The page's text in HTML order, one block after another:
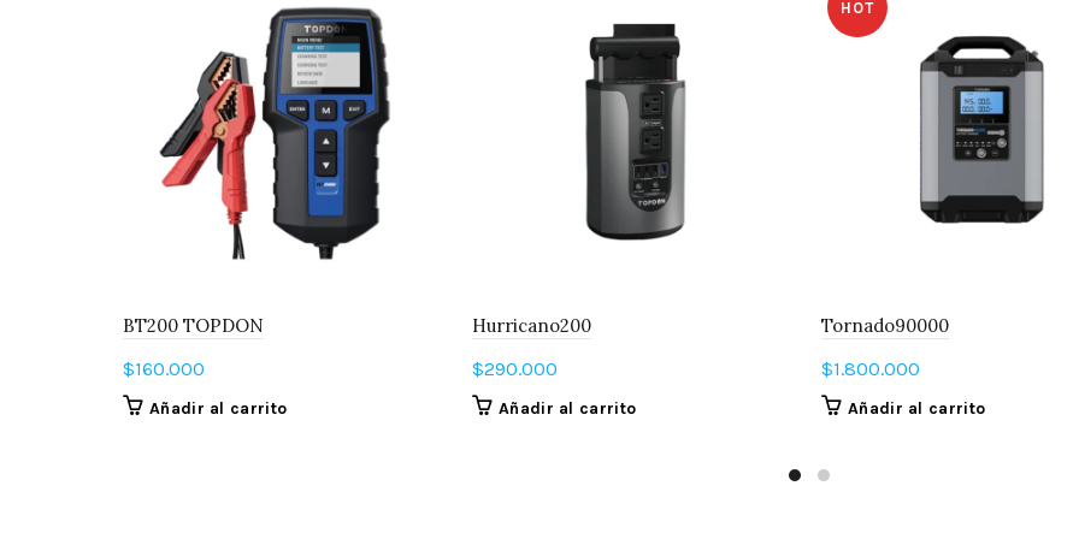
BT200 TOPDON
$160.000
Añadir al carrito
Hurricano200
$290.000
Añadir al carrito
HOT
Tornado90000
$1.800.000
Añadir al carrito